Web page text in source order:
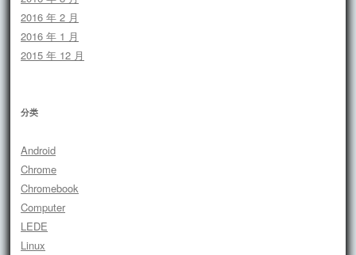
2016 年 2 月
2016 年 1 月
2015 年 12 月
分类
Android
Chrome
Chromebook
Computer
LEDE
Linux